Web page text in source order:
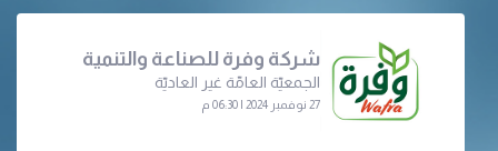
شركة وفرة للصناعة والتنمية
الجمعيّة العامّة غير العاديّة
27 نوفمبر 2024 | 06:30 م